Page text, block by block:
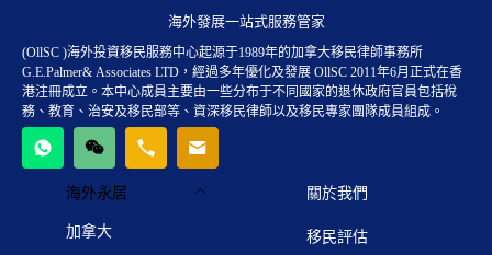
海外發展一站式服務管家
(OllSC )海外投資移民服務中心起源于1989年的加拿大移民律師事務所
G.E.Palmer& Associates LTD，經過多年優化及發展 OllSC 2011年6月正式在香
港注冊成立。本中心成員主要由一些分布于不同國家的退休政府官員包括稅
務、教育、治安及移民部等、資深移民律師以及移民專家團隊成員組成。
海外永居
加拿大
關於我們
移民評估